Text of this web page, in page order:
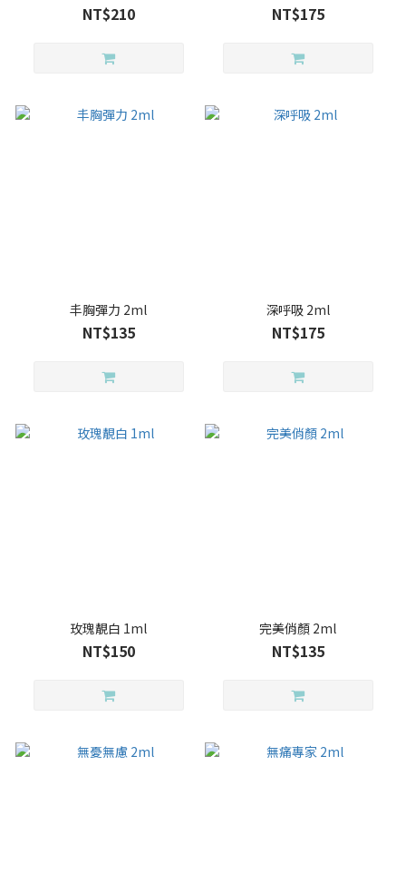
NT$210 NT$175
丰胸彈力 2ml
NT$135
深呼吸 2ml
NT$175
玫瑰靚白 1ml
NT$150
完美俏顏 2ml
NT$135